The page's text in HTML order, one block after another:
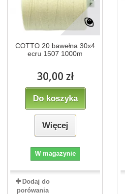
COTTO 20 bawełna 30x4
ecru 1507 1000m
30,00 zł
Do koszyka
Więcej
W magazynie
Dodaj do
porówania